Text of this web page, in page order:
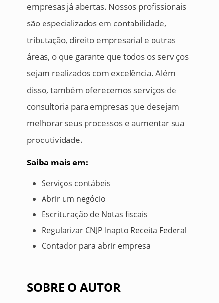
empresas já abertas. Nossos profissionais
são especializados em contabilidade,
tributação, direito empresarial e outras
áreas, o que garante que todos os serviços
sejam realizados com excelência. Além
disso, também oferecemos serviços de
consultoria para empresas que desejam
melhorar seus processos e aumentar sua
produtividade.
Saiba mais em:
Serviços contábeis
Abrir um negócio
Escrituração de Notas fiscais
Regularizar CNJP Inapto Receita Federal
Contador para abrir empresa
SOBRE O AUTOR